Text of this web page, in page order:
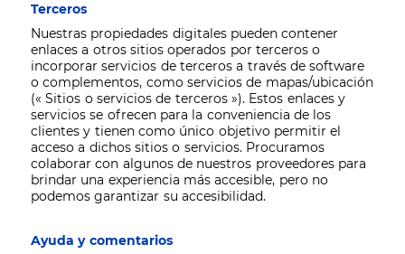
Terceros
Nuestras propiedades digitales pueden contener
enlaces a otros sitios operados por terceros o
incorporar servicios de terceros a través de software
o complementos, como servicios de mapas/ubicación
(« Sitios o servicios de terceros »). Estos enlaces y
servicios se ofrecen para la conveniencia de los
clientes y tienen como único objetivo permitir el
acceso a dichos sitios o servicios. Procuramos
colaborar con algunos de nuestros proveedores para
brindar una experiencia más accesible, pero no
podemos garantizar su accesibilidad.
Ayuda y comentarios